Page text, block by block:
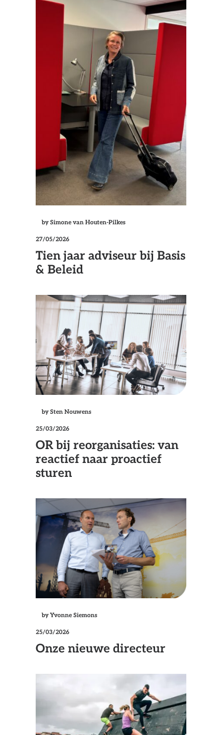
by Simone van Houten-Pilkes
27/05/2026
Tien jaar adviseur bij Basis
& Beleid
by Sten Nouwens
25/03/2026
OR bij reorganisaties: van
reactief naar proactief
sturen
by Yvonne Siemons
25/03/2026
Onze nieuwe directeur